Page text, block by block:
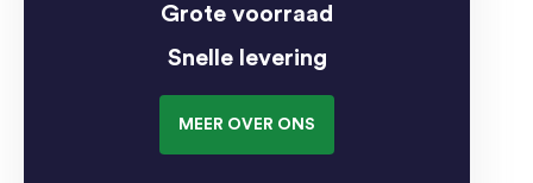
Grote voorraad
Snelle levering
MEER OVER ONS